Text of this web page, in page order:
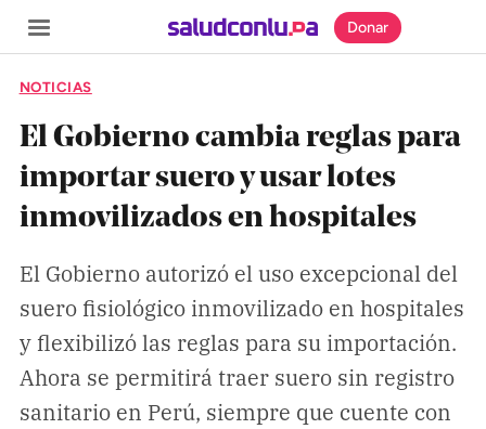
SECCIONES
Inicio
Noticias
Especiales
Nosotros
COBERTURAS
Donar
NOTICIAS
El Gobierno cambia reglas para
importar suero y usar lotes
inmovilizados en hospitales
El Gobierno autorizó el uso excepcional del
suero fisiológico inmovilizado en hospitales
y flexibilizó las reglas para su importación.
Ahora se permitirá traer suero sin registro
sanitario en Perú, siempre que cuente con